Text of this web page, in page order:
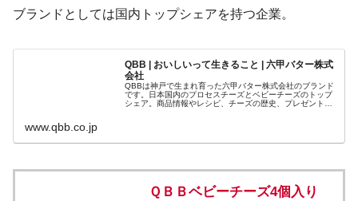
ブランドとしては国内トップシェアを持つ企業。
QBB | おいしいって生きること | 六甲バター株式
会社
QBBは神戸で生まれ育った六甲バター株式会社のブランド
です。日本国内のプロセスチーズとベビーチーズのトップ
シェア。商品情報やレシピ、チーズの歴史、プレゼントキ
www.qbb.co.jp
ＱＢＢベビーチーズ4個入り